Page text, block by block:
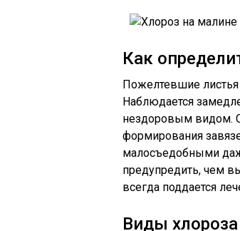
Как
Пожелтевшие
Наблюдается
нездоровым видом.
формирования
малосъедобными
предупредить, чем
всегда поддается
Виды хлороза